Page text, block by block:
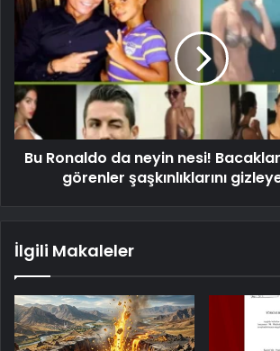
Bu Ronaldo da neyin nesi!
görenler şaşkınlıklarını
İlgili Makaleler